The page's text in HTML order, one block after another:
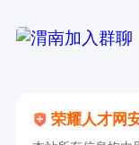
荣耀人才网